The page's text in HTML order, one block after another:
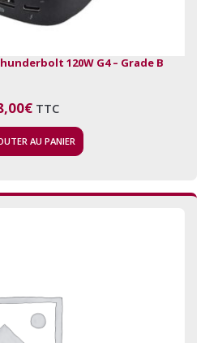
120W G4 – Grade B
€ TTC
AU PANIER